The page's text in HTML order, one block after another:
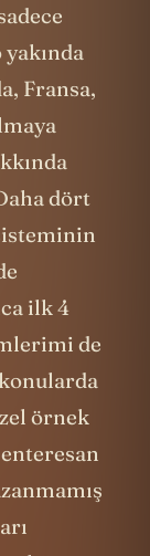
Fransa,
dört
ilk 4
de
örnek